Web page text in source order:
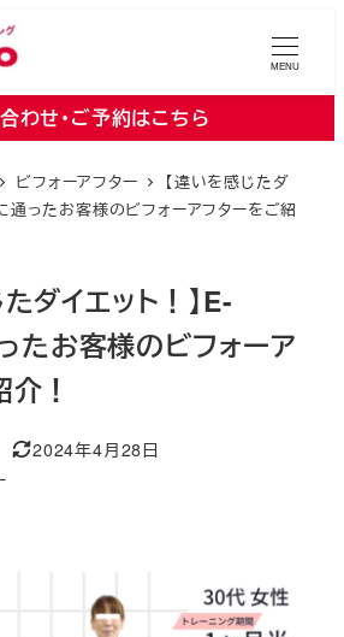
MENU
わせ・ご予約はこちら
ビフォーアフター
【違いを感じたダ
通ったお客様のビフォーアフターをご紹
ダイエット！】E-
お客様のビフォーア
！
更新日
2024年4月28日